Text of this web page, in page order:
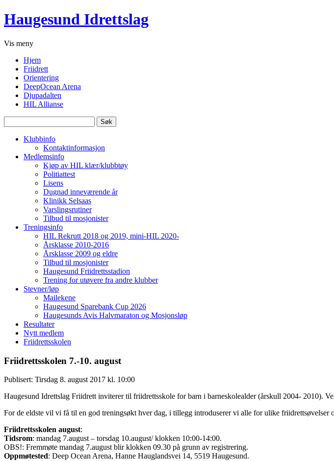
Haugesund Idrettslag
Vis meny
Hjem
Friidrett
Orientering
DeepOcean Arena
Djupadalten
HIL Allianse
etter:
Klubbinfo
Kontaktinformasjon
Medlemsinfo
Kjøp av HIL klær/klubbtøy
Politiattest
Lisens
Dugnad inneværende år
Klinikk Selsaas
Varslingsrutiner
Tilbud til mosjonister
Treningsinfo
HIL Rekrutt 2018 og 2019, mini-HIL 2020-
Årsklasse 2010-2016
Årsklasse 2009 og eldre
Tilbud til mosjonister
Haugesund Friidrettsstadion
Trening for utøvere fra andre klubber
Stevner/løp
Mailekene
Haugesund Sparebank Cup 2026
Haugesunds Avis Halvmaraton og Mosjonsløp
Resultater
Nytt medlem
Friidrettsskolen
Friidrettsskolen 7.-10. august
Publisert: Tirsdag 8. august 2017 kl. 10:00
Haugesund Idrettslag Friidrett inviterer til friidrettsskole for barn i barneskolealder (årskull 2004- 2010).
For de eldste vil vi få til en god treningsøkt hver dag, i tillegg introduserer vi alle for ulike friidrettsøvelser
Friidrettsskolen august:
Tidsrom: mandag 7.august – torsdag 10.august/ klokken 10:00-14:00.
OBS!: Fremmøte mandag 7.august blir klokken 09.30 på grunn av registrering.
Oppmøtested: Deep Ocean Arena, Hanne Hauglandsvei 14, 5519 Haugesund.